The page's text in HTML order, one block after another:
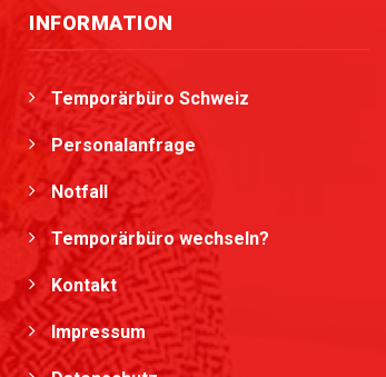
INFORMATION
Temporärbüro Schweiz
Personalanfrage
Notfall
Temporärbüro wechseln?
Kontakt
Impressum